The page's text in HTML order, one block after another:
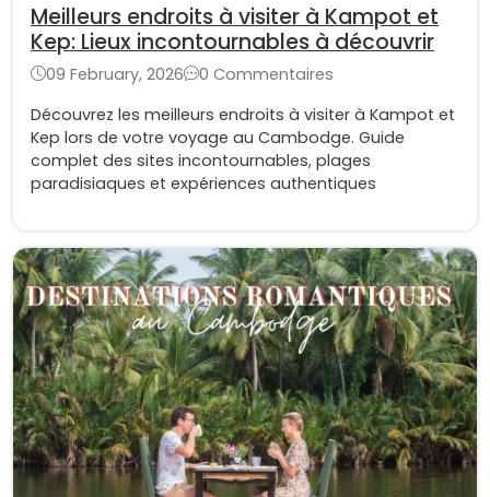
Meilleurs endroits à visiter à Kampot et
Kep: Lieux incontournables à découvrir
09 February, 2026
0 Commentaires
Découvrez les meilleurs endroits à visiter à Kampot et
Kep lors de votre voyage au Cambodge. Guide
complet des sites incontournables, plages
paradisiaques et expériences authentiques